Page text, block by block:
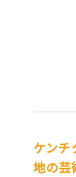
ケン
地の芸